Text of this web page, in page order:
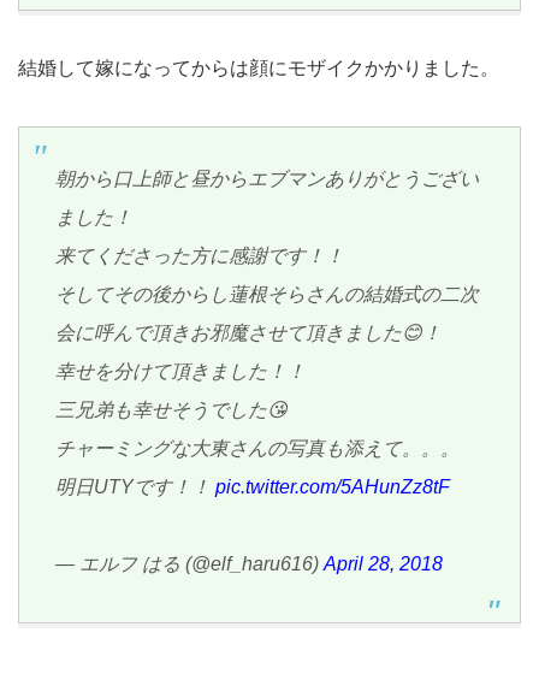
結婚して嫁になってからは顔にモザイクかかりました。
朝から口上師と昼からエブマンありがとうござい
ました！
来てくださった方に感謝です！！
そしてその後からし蓮根そらさんの結婚式の二次
会に呼んで頂きお邪魔させて頂きました😊！
幸せを分けて頂きました！！
三兄弟も幸せそうでした😘
チャーミングな大東さんの写真も添えて。。。
明日UTYです！！ pic.twitter.com/5AHunZz8tF
— エルフ はる (@elf_haru616) April 28, 2018